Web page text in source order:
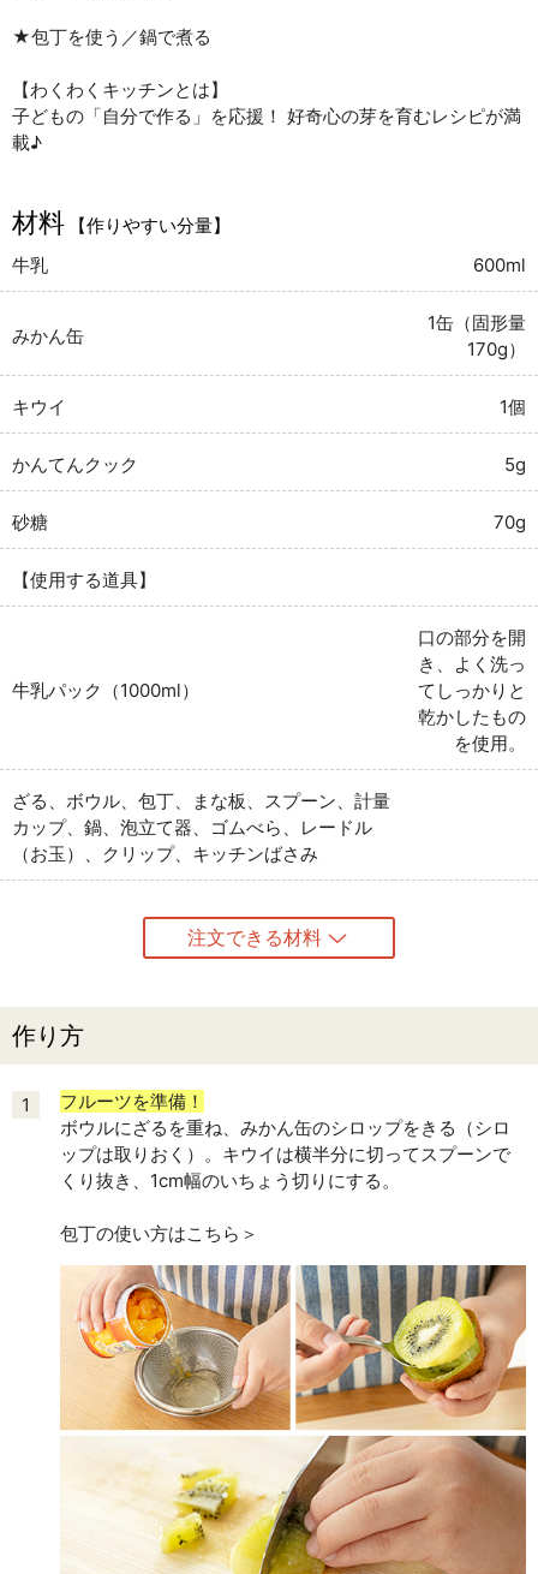
★包丁を使う／鍋で煮る
【わくわくキッチンとは】
子どもの「自分で作る」を応援！ 好奇心の芽を育むレシピが満
載♪
材料
【作りやすい分量】
牛乳
600ml
みかん缶
1缶（固形量
170g）
キウイ 1個
かんてんクック 5g
砂糖 70g
【使用する道具】
牛乳パック（1000ml）
口の部分を開
き、よく洗っ
てしっかりと
乾かしたもの
を使用。
ざる、ボウル、包丁、まな板、スプーン、計量
カップ、鍋、泡立て器、ゴムべら、レードル
（お玉）、クリップ、キッチンばさみ
注文できる材料
作り方
1
フルーツを準備！
ボウルにざるを重ね、みかん缶のシロップをきる（シロ
ップは取りおく）。キウイは横半分に切ってスプーンで
くり抜き、1cm幅のいちょう切りにする。
包丁の使い方はこちら＞